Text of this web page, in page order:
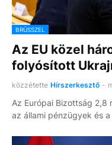
BRÜSSZEL
Az EU közel
folyósított
közzétette Hírszerkesztő -
Az Európai Bizottság 2,8
az állami pénzügyek és